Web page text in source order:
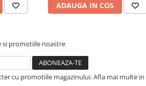
ADAUGA IN COS
si promotiile noastre
cu promotiile magazinului. Afla mai multe in